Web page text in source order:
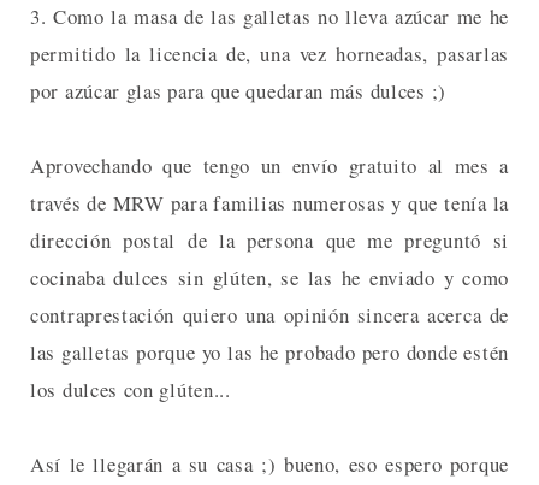
3. Como la masa de las galletas no lleva azúcar me he
permitido la licencia de, una vez horneadas, pasarlas
por azúcar glas para que quedaran más dulces ;)
Aprovechando que tengo un envío gratuito al mes a
través de MRW para familias numerosas y que tenía la
dirección postal de la persona que me preguntó si
cocinaba dulces sin glúten, se las he enviado y como
contraprestación quiero una opinión sincera acerca de
las galletas porque yo las he probado pero donde estén
los dulces con glúten...
Así le llegarán a su casa ;) bueno, eso espero porque